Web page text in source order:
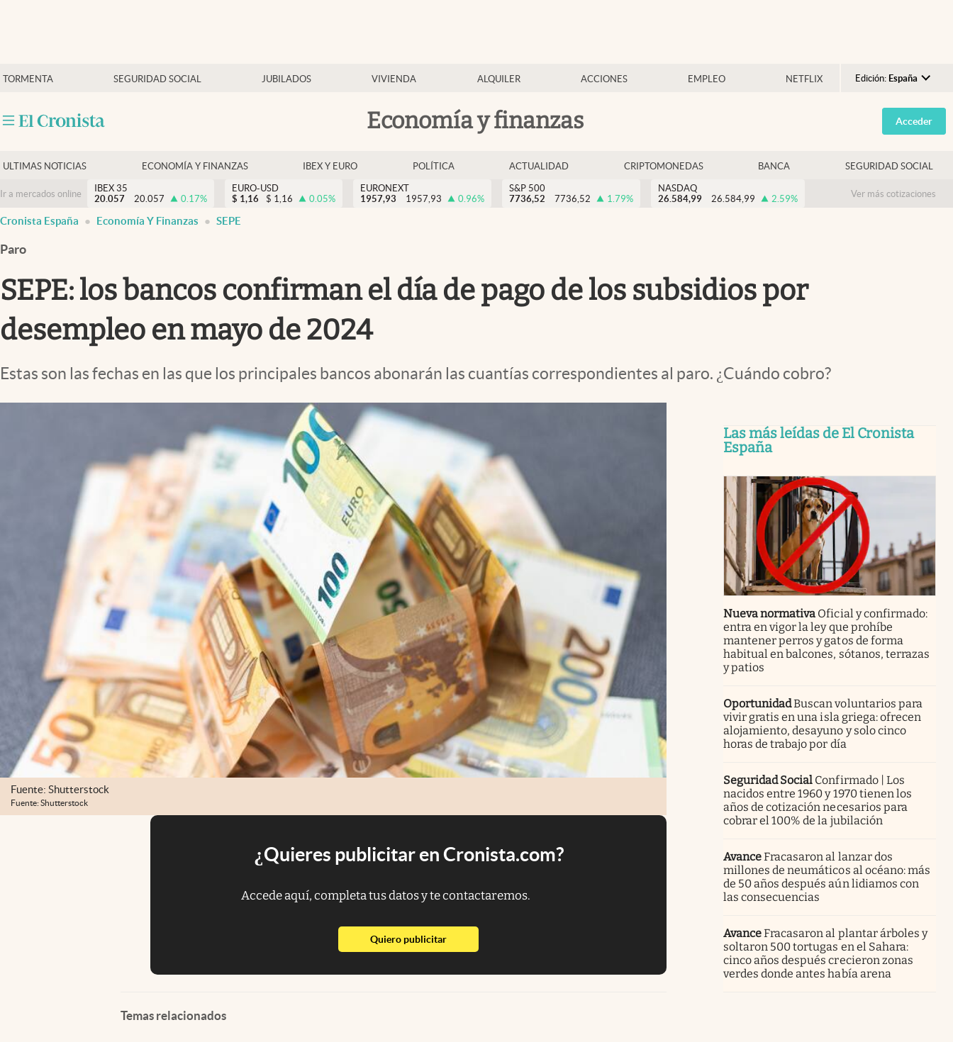
TORMENTA SEGURIDAD SOCIAL JUBILADOS VIVIENDA ALQUILER ACCIONES EMPLEO NETFLIX Edición: España
Argentina
España
USA
Colombia
Economía y finanzas
Economía y finanzas
Criptomonedas
Acceder
ULTIMAS NOTICIAS ECONOMÍA Y FINANZAS IBEX Y EURO POLÍTICA ACTUALIDAD CRIPTOMONEDAS BANCA SEGURIDAD SOCIAL
Ir a mercados online
IBEX 35
20.057
20.057 0.17%
EURO-USD
$ 1,16 $ 1,16 0.05%
EURONEXT
1957,93
1957,93 0.96%
S&P 500
7736,52
7736,52 1.79%
NASDAQ
26.584,99
26.584,99 2.59% Ver más cotizaciones
Cronista España Economía Y Finanzas SEPE
Paro
SEPE: los bancos confirman el día de pago de los subsidios por
desempleo en mayo de 2024
Estas son las fechas en las que los principales bancos abonarán las cuantías correspondientes al paro. ¿Cuándo cobro?
Fuente: Shutterstock
Fuente: Shutterstock
¿Quieres publicitar en Cronista.com?
Accede aquí, completa tus datos y te contactaremos.
Quiero publicitarabre en nueva pestaña
Temas relacionados
Las más leídas de El Cronista
España
Nueva normativa Oficial y confirmado:
entra en vigor la ley que prohíbe
mantener perros y gatos de forma
habitual en balcones, sótanos, terrazas
y patios
OportunidadBuscan voluntarios para
vivir gratis en una isla griega: ofrecen
alojamiento, desayuno y solo cinco
horas de trabajo por día
Seguridad Social Confirmado | Los
nacidos entre 1960 y 1970 tienen los
años de cotización necesarios para
cobrar el 100% de la jubilación
AvanceFracasaron al lanzar dos
millones de neumáticos al océano: más
de 50 años después aún lidiamos con
las consecuencias
AvanceFracasaron al plantar árboles y
soltaron 500 tortugas en el Sahara:
cinco años después crecieron zonas
verdes donde antes había arena